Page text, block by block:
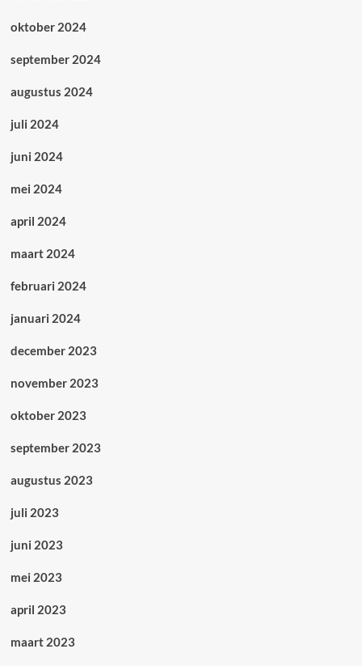
oktober 2024
september 2024
augustus 2024
juli 2024
juni 2024
mei 2024
april 2024
maart 2024
februari 2024
januari 2024
december 2023
november 2023
oktober 2023
september 2023
augustus 2023
juli 2023
juni 2023
mei 2023
april 2023
maart 2023